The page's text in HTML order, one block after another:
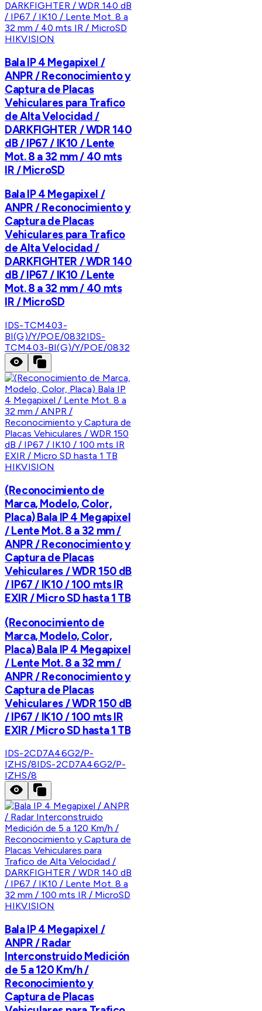
HIKVISION
Bala IP 4 Megapixel /
ANPR / Reconocimiento y
Captura de Placas
Vehiculares para Trafico
de Alta Velocidad /
DARKFIGHTER / WDR 140
dB / IP67 / IK10 / Lente
Mot. 8 a 32 mm / 40 mts
IR / MicroSD
Bala IP 4 Megapixel /
ANPR / Reconocimiento y
Captura de Placas
Vehiculares para Trafico
de Alta Velocidad /
DARKFIGHTER / WDR 140
dB / IP67 / IK10 / Lente
Mot. 8 a 32 mm / 40 mts
IR / MicroSD
IDS-TCM403-
BI(G)/Y/POE/0832IDS-
TCM403-BI(G)/Y/POE/0832
HIKVISION
(Reconocimiento de
Marca, Modelo, Color,
Placa) Bala IP 4 Megapixel
/ Lente Mot. 8 a 32 mm /
ANPR / Reconocimiento y
Captura de Placas
Vehiculares / WDR 150 dB
/ IP67 / IK10 / 100 mts IR
EXIR / Micro SD hasta 1 TB
(Reconocimiento de
Marca, Modelo, Color,
Placa) Bala IP 4 Megapixel
/ Lente Mot. 8 a 32 mm /
ANPR / Reconocimiento y
Captura de Placas
Vehiculares / WDR 150 dB
/ IP67 / IK10 / 100 mts IR
EXIR / Micro SD hasta 1 TB
IDS-2CD7A46G2/P-
IZHS/8IDS-2CD7A46G2/P-
IZHS/8
HIKVISION
Bala IP 4 Megapixel /
ANPR / Radar
Interconstruido Medición
de 5 a 120 Km/h /
Reconocimiento y
Captura de Placas